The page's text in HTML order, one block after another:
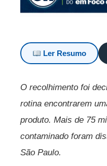
Ler Resumo
O recolhimento foi
rotina encontrarem
produto. Mais de 75
contaminado foram
São Paulo.